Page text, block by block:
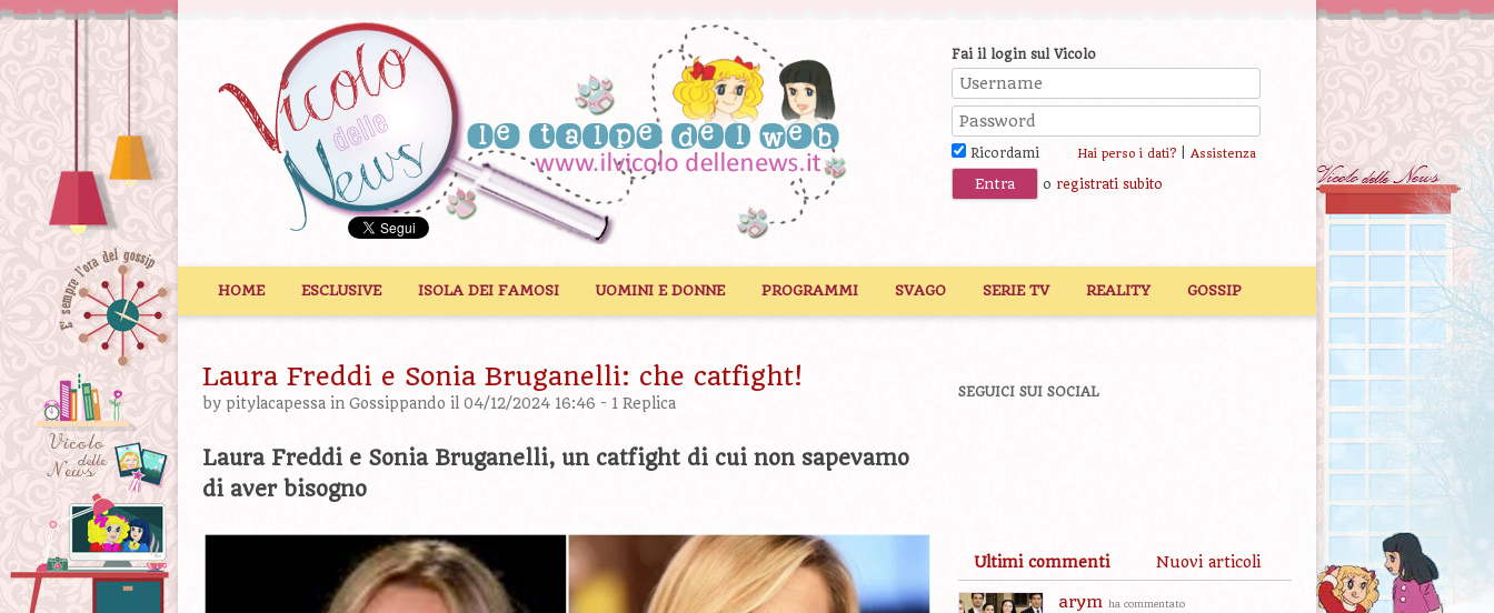
Fai il login sul Vicolo
Ricordami Hai perso i dati?| Assistenza
o registrati subito
HOME ESCLUSIVE ISOLA DEI FAMOSI UOMINI E DONNE PROGRAMMI SVAGO SERIE TV REALITY GOSSIP
Laura Freddi e Sonia Bruganelli: che catfight!
by pitylacapessa in Gossippando il 04/12/2024 16:46 - 1 Replica
Laura Freddi e Sonia Bruganelli, un catfight di cui non sapevamo
di aver bisogno
SEGUICI SUI SOCIAL
Ultimi commenti Nuovi articoli
arym ha commentato